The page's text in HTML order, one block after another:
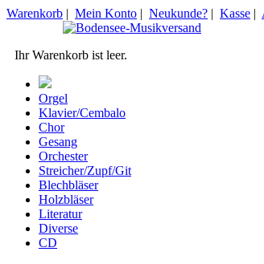
Warenkorb | Mein Konto | Neukunde? | Kasse |
Ihr Warenkorb ist leer.
Orgel
Klavier/Cembalo
Chor
Gesang
Orchester
Streicher/Zupf/Git
Blechbläser
Holzbläser
Literatur
Diverse
CD